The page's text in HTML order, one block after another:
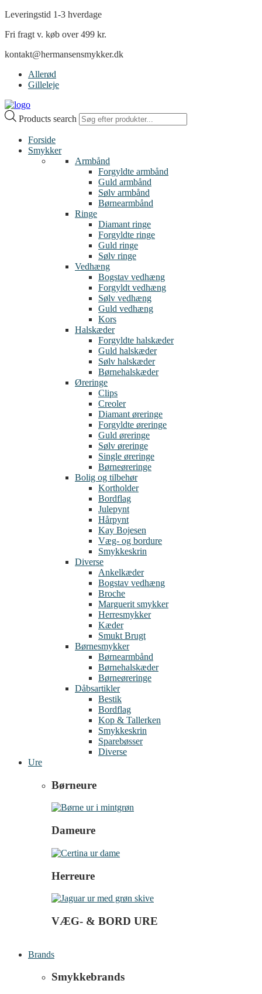
Leveringstid 1-3 hverdage
Fri fragt v. køb over 499 kr.
kontakt@hermansensmykker.dk
Allerød
Gilleleje
Products search
Forside
Smykker
Armbånd
Forgyldte armbånd
Guld armbånd
Sølv armbånd
Børnearmbånd
Ringe
Diamant ringe
Forgyldte ringe
Guld ringe
Sølv ringe
Vedhæng
Bogstav vedhæng
Forgyldt vedhæng
Sølv vedhæng
Guld vedhæng
Kors
Halskæder
Forgyldte halskæder
Guld halskæder
Sølv halskæder
Børnehalskæder
Øreringe
Clips
Creoler
Diamant øreringe
Forgyldte øreringe
Guld øreringe
Sølv øreringe
Single øreringe
Børneøreringe
Bolig og tilbehør
Kortholder
Bordflag
Julepynt
Hårpynt
Kay Bojesen
Væg- og bordure
Smykkeskrin
Diverse
Ankelkæder
Bogstav vedhæng
Broche
Marguerit smykker
Herresmykker
Kæder
Smukt Brugt
Børnesmykker
Børnearmbånd
Børnehalskæder
Børneøreringe
Dåbsartikler
Bestik
Bordflag
Kop & Tallerken
Smykkeskrin
Sparebøsser
Diverse
Ure
Børneure
Dameure
Herreure
VÆG- & BORD URE
Brands
Smykkebrands